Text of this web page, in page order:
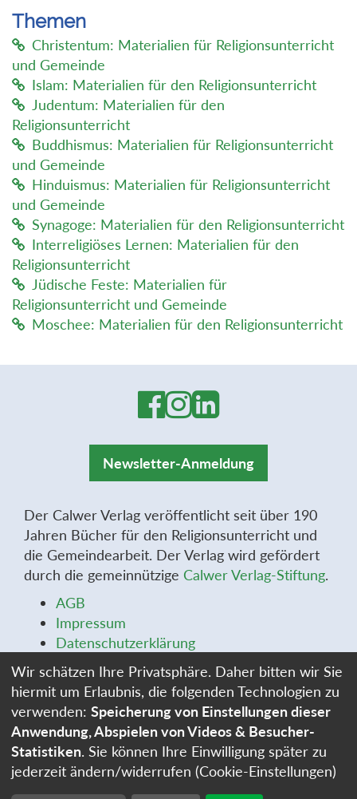
Themen
Christentum: Materialien für Religionsunterricht
und Gemeinde
Islam: Materialien für den Religionsunterricht
Judentum: Materialien für den
Religionsunterricht
Buddhismus: Materialien für Religionsunterricht
und Gemeinde
Hinduismus: Materialien für Religionsunterricht
und Gemeinde
Synagoge: Materialien für den Religionsunterricht
Interreligiöses Lernen: Materialien für den
Religionsunterricht
Jüdische Feste: Materialien für
Religionsunterricht und Gemeinde
Moschee: Materialien für den Religionsunterricht
Newsletter-Anmeldung
Der Calwer Verlag veröffentlicht seit über 190
Jahren Bücher für den Religionsunterricht und
die Gemeindearbeit. Der Verlag wird gefördert
durch die gemeinnützige Calwer Verlag-Stiftung.
AGB
Impressum
Datenschutzerklärung
Widerrufsbelehrung
Widerrufsformular
Stellenangebote
Cookie-Einstellungen
Wir schätzen Ihre Privatsphäre. Daher bitten wir Sie
hiermit um Erlaubnis, die folgenden Technologien zu
verwenden: Speicherung von Einstellungen dieser
Anwendung, Abspielen von Videos & Besucher-
Statistiken. Sie können Ihre Einwilligung später zu
jederzeit ändern/widerrufen (Cookie-Einstellungen)